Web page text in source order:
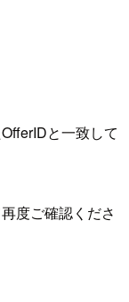
と一致して
度ご確認くださ